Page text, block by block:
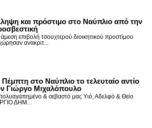
και πρόστιμο στο Ναύπλιο από την
επιβολή τσουχτερού διοικητικού προστίμου
ανακριτ...
Πέμπτη στο Ναύπλιο το τελευταίο αντίο
Γιώργο Μιχαλόπουλο
& σεβαστό μας Υιό, Αδελφό & Θείο
ΔΗΜ...